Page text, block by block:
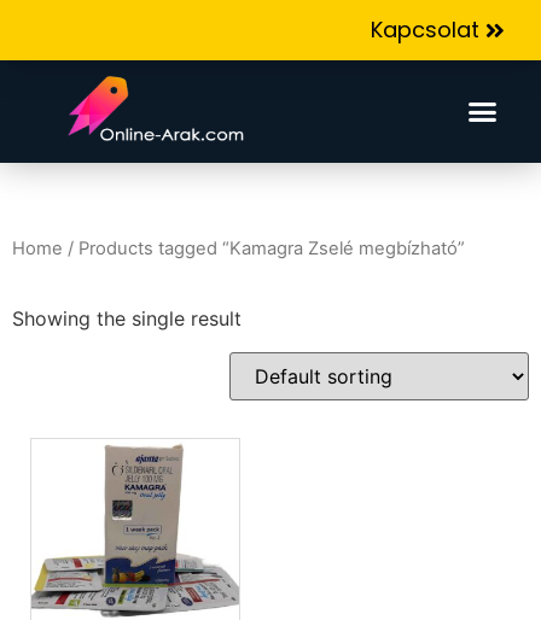
Kapcsolat
Home / Products tagged “Kamagra Zselé megbízható”
Showing the single result